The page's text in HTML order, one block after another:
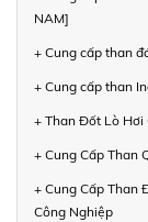
NAM]
+ Cung cấp than
+ Cung cấp than
+ Than Đốt Lò Hơi
+ Cung Cấp Than
+ Cung Cấp Than
Công Nghiệp